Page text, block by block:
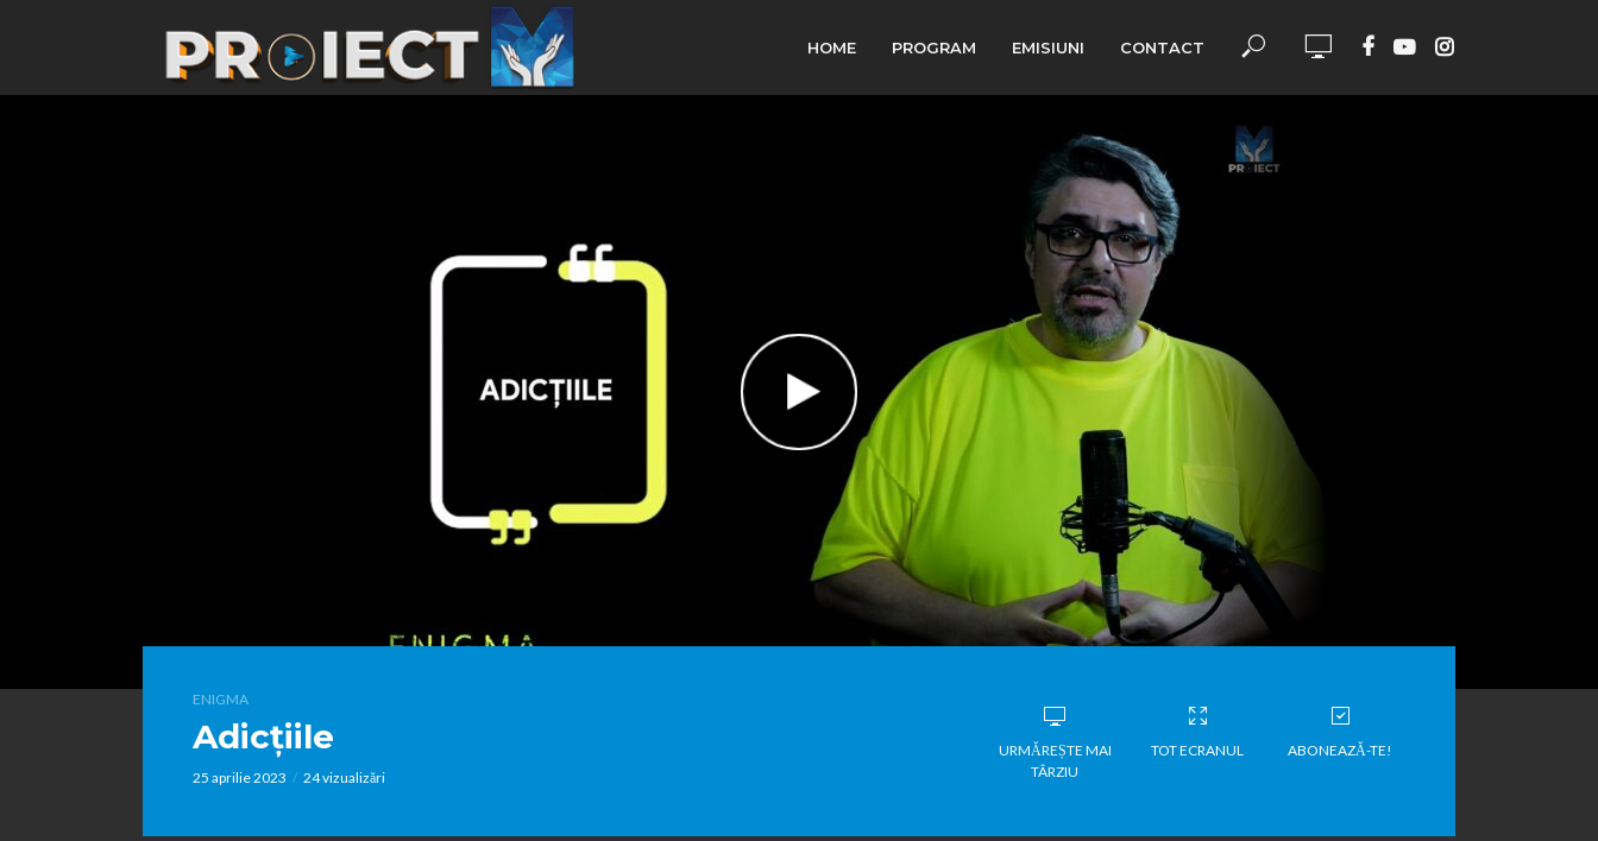
HOME PROGRAM EMISIUNI CONTACT
ENIGMA
Adicțiile
25 aprilie 2023 24 vizualizări
URMĂREȘTE MAI
TÂRZIU
TOT ECRANUL ABONEAZĂ-TE!